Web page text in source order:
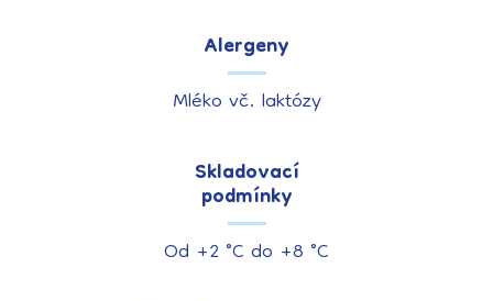
Alergeny
Mléko vč. laktózy
Skladovací
podmínky
Od +2 °C do +8 °C